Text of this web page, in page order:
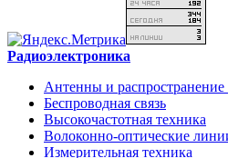
Радиоэлектроника
Антенны и распространение
Беспроводная связь
Высокочастотная техника
Волоконно-оптические
Измерительная техника